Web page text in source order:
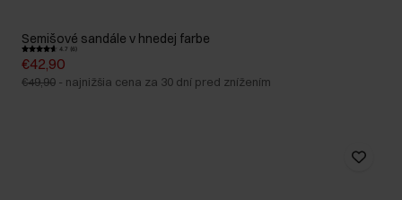
Semišové sandále v hnedej farbe
4.7 (6)
€42,90
€49,90 - najnižšia cena za 30 dní pred znížením